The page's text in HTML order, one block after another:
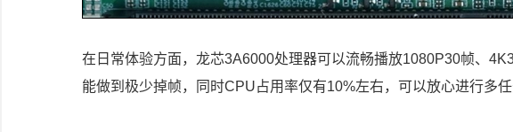
在日常体验方面，龙芯3A6000处理器可以流畅播放1080P30帧、
能做到极少掉帧，同时CPU占用率仅有10%左右，可以放心进行多任